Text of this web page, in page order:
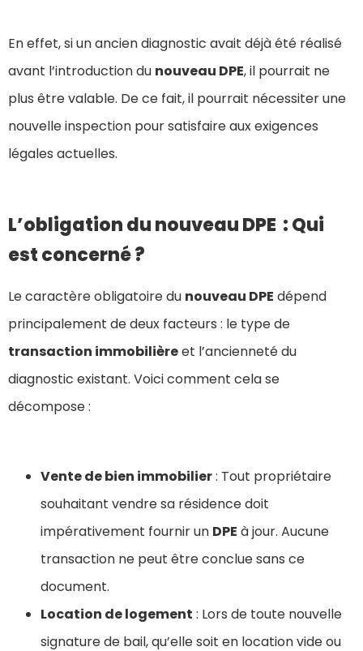
En effet, si un ancien diagnostic avait déjà été réalisé
avant l’introduction du nouveau DPE, il pourrait ne
plus être valable. De ce fait, il pourrait nécessiter une
nouvelle inspection pour satisfaire aux exigences
légales actuelles.
L’obligation du nouveau DPE : Qui
est concerné ?
Le caractère obligatoire du nouveau DPE dépend
principalement de deux facteurs : le type de
transaction immobilièreet l’ancienneté du
diagnostic existant. Voici comment cela se
décompose :
Vente de bien immobilier: Tout propriétaire
souhaitant vendre sa résidence doit
impérativement fournir un DPE à jour. Aucune
transaction ne peut être conclue sans ce
document.
Location de logement : Lors de toute nouvelle
signature de bail, qu’elle soit en location vide ou